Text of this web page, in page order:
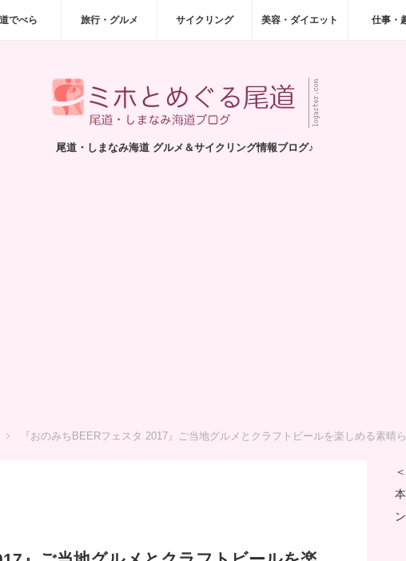
でべら 旅行・グルメ サイクリング 美容・ダイエット 仕事・
尾道・しまなみ海道 グルメ＆サイクリング情報ブログ♪
『おのみちBEERフェスタ 2017』ご当地グルメとクラフトビールを楽しめる素晴